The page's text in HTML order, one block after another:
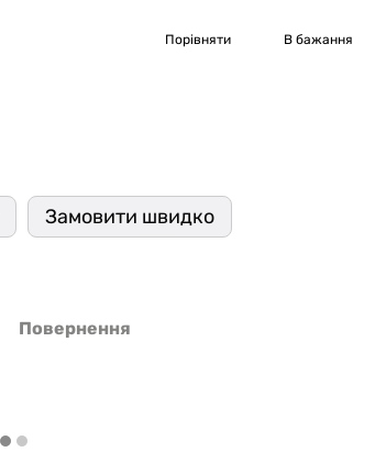
Порівняти В бажання
Замовити швидко
Повернення